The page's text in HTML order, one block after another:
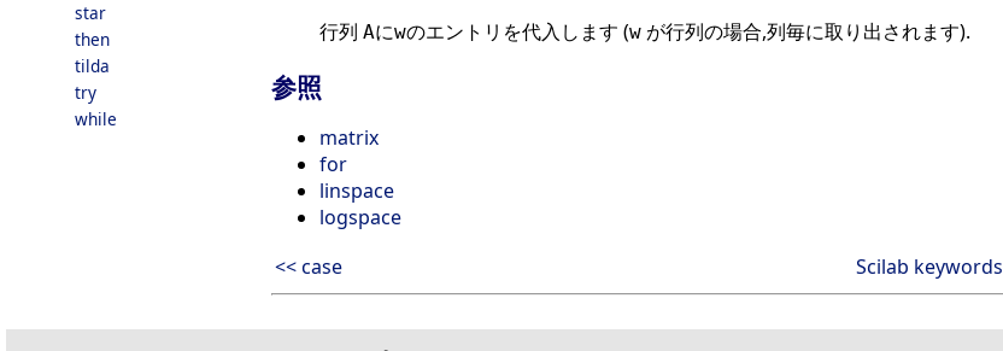
star
then
tilda
try
while
行列 Aにwのエントリを代入します (w が行列の場合,列毎に取り出されます).
参照
matrix
for
linspace
logspace
<< case
Scilab keywords